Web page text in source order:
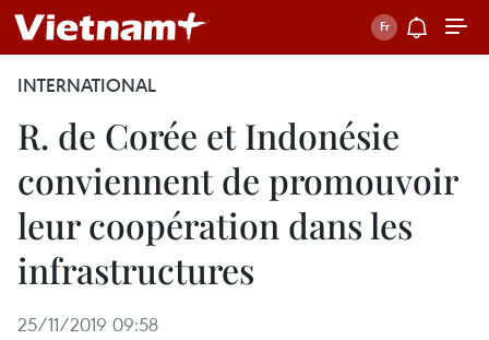
INTERNATIONAL
R. de Corée et Indonésie
conviennent de promouvoir
leur coopération dans les
infrastructures
25/11/2019 09:58